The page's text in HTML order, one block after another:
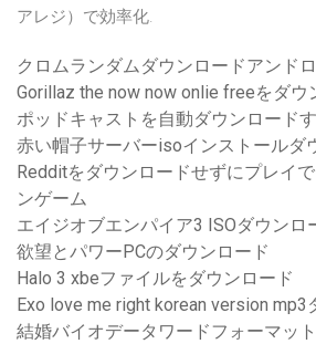
アレジ）で効率化.
クロムランダムダウンロードアンド
Gorillaz the now now onlie freeをダウ
ポッドキャストを自動ダウンロード
赤い帽子サーバーisoインストールダ
Redditをダウンロードせずにプレイ
ンゲーム
エイジオブエンパイア3 ISOダウンロ
欲望とパワーPCのダウンロード
Halo 3 xbeファイルをダウンロード
Exo love me right korean version mp3
結婚バイオデータワードフォーマッ